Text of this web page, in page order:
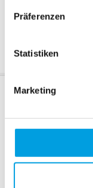
Präferenzen
Statistiken
Marketing
Extras
Montageprofil
+